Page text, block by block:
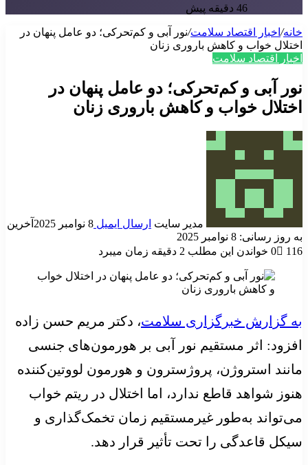
46 دقیقه پیش
خانه/ اخبار اقتصاد سلامت/نور آبی و کم‌تحرکی؛ دو عامل پنهان در
اختلال خواب و کاهش باروری زنان
اخبار اقتصاد سلامت
نور آبی و کم‌تحرکی؛ دو عامل پنهان در
اختلال خواب و کاهش باروری زنان
مدیر سایت ارسال ایمیل 8 نوامبر 2025
آخرین
به روز رسانی: 8 نوامبر 2025
0
116 خواندن این مطلب 2 دقیقه زمان میبرد
به گزارش خبرگزاری سلامت، دکتر مریم حسن زاده
افزود: اثر مستقیم نور آبی بر هورمون‌های جنسی
مانند استروژن، پروژسترون و هورمون لووتین‌کننده
هنوز شواهد قاطع ندارد، اما اختلال در ریتم خواب
می‌تواند به‌طور غیرمستقیم زمان تخمک‌گذاری و
سیکل قاعدگی را تحت تأثیر قرار دهد.